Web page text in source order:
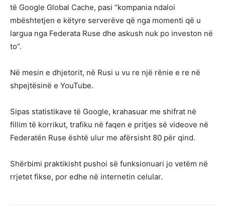
të Google Global Cache, pasi “kompania ndaloi
mbështetjen e këtyre serverëve që nga momenti që u
largua nga Federata Ruse dhe askush nuk po investon në
to”.
Në mesin e dhjetorit, në Rusi u vu re një rënie e re në
shpejtësinë e YouTube.
Sipas statistikave të Google, krahasuar me shifrat në
fillim të korrikut, trafiku në faqen e pritjes së videove në
Federatën Ruse është ulur me afërsisht 80 për qind.
Shërbimi praktikisht pushoi së funksionuari jo vetëm në
rrjetet fikse, por edhe në internetin celular.